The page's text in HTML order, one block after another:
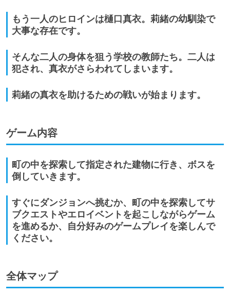
もう一人のヒロインは樋口真衣。莉緒の幼馴染で
大事な存在です。
そんな二人の身体を狙う学校の教師たち。二人は
犯され、真衣がさらわれてしまいます。
莉緒の真衣を助けるための戦いが始まります。
ゲーム内容
町の中を探索して指定された建物に行き、ボスを
倒していきます。
すぐにダンジョンへ挑むか、町の中を探索してサ
ブクエストやエロイベントを起こしながらゲーム
を進めるか、自分好みのゲームプレイを楽しんで
ください。
全体マップ